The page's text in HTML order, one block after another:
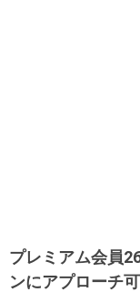
プレミアム会員
ンにアプローチ